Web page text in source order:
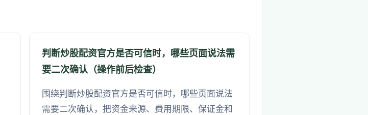
判断炒股配资官方是否可信时，哪些页面说法需
要二次确认（操作前后检查）
围绕判断炒股配资官方是否可信时，哪些页面说法
需要二次确认，把资金来源、费用期限、保证金和